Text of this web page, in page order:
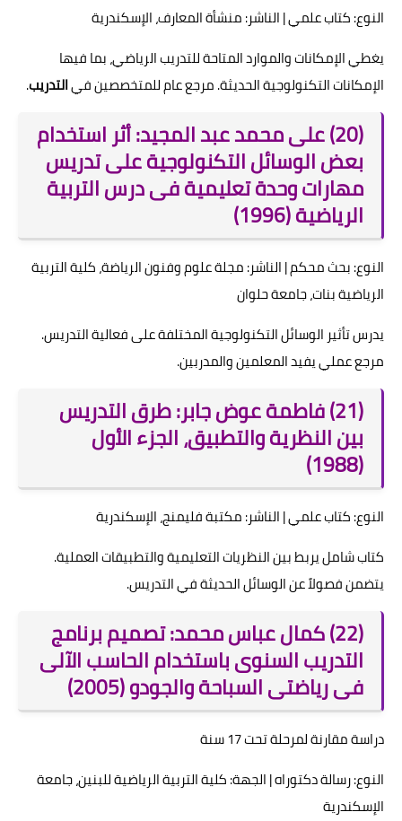
النوع: كتاب علمي | الناشر: منشأة المعارف، الإسكندرية
يغطي الإمكانات والموارد المتاحة للتدريب الرياضي، بما فيها
الإمكانات التكنولوجية الحديثة. مرجع عام للمتخصصين فيالتدريب.
(20) على محمد عبد المجيد: أثر استخدام
بعض الوسائل التكنولوجية على تدريس
مهارات وحدة تعليمية فى درس التربية
الرياضية (1996)
النوع: بحث محكم | الناشر: مجلة علوم وفنون الرياضة، كلية التربية
الرياضية بنات، جامعة حلوان
يدرس تأثير الوسائل التكنولوجية المختلفة على فعالية التدريس.
مرجع عملي يفيد المعلمين والمدربين.
(21) فاطمة عوض جابر: طرق التدريس
بين النظرية والتطبيق، الجزء الأول
(1988)
النوع: كتاب علمي | الناشر: مكتبة فليمنج، الإسكندرية
كتاب شامل يربط بين النظريات التعليمية والتطبيقات العملية.
يتضمن فصولاً عن الوسائل الحديثة في التدريس.
(22) كمال عباس محمد: تصميم برنامج
التدريب السنوى باستخدام الحاسب الآلى
فى رياضتى السباحة والجودو (2005)
دراسة مقارنة لمرحلة تحت 17 سنة
النوع: رسالة دكتوراه | الجهة: كلية التربية الرياضية للبنين، جامعة
الإسكندرية